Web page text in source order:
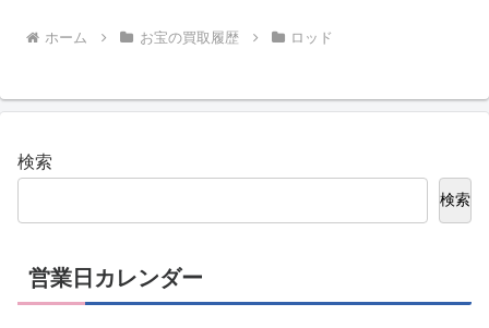
ホーム お宝の買取履歴 ロッド
検索
検索
営業日カレンダー